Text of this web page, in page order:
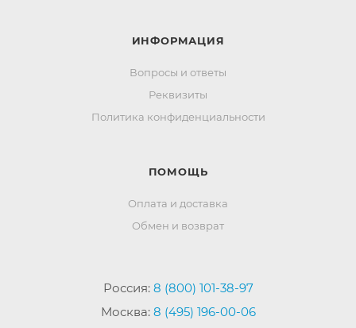
ИНФОРМАЦИЯ
Вопросы и ответы
Реквизиты
Политика конфиденциальности
ПОМОЩЬ
Оплата и доставка
Обмен и возврат
Россия: 8 (800) 101-38-97
Москва: 8 (495) 196-00-06